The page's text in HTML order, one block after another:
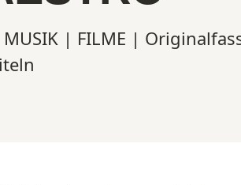
| FILME |